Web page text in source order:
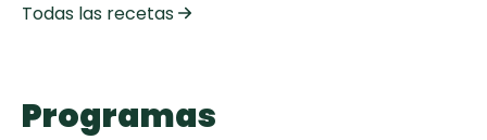
Todas las recetas
Programas